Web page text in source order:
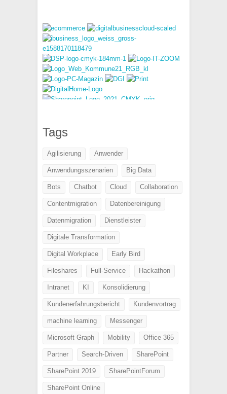
Tags
Agilisierung Anwender
Anwendungsszenarien Big Data
Bots Chatbot Cloud Collaboration
Contentmigration Datenbereinigung
Datenmigration Dienstleister
Digitale Transformation
Digital Workplace Early Bird
Fileshares Full-Service Hackathon
Intranet KI Konsolidierung
Kundenerfahrungsbericht Kundenvortrag
machine learning Messenger
Microsoft Graph Mobility Office 365
Partner Search-Driven SharePoint
SharePoint 2019 SharePointForum
SharePoint Online